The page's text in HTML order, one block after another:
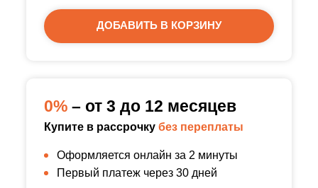
ДОБАВИТЬ В КОРЗИНУ
0% – от 3 до 12 месяцев
Купите в рассрочку без переплаты
Оформляется онлайн за 2 минуты
Первый платеж через 30 дней